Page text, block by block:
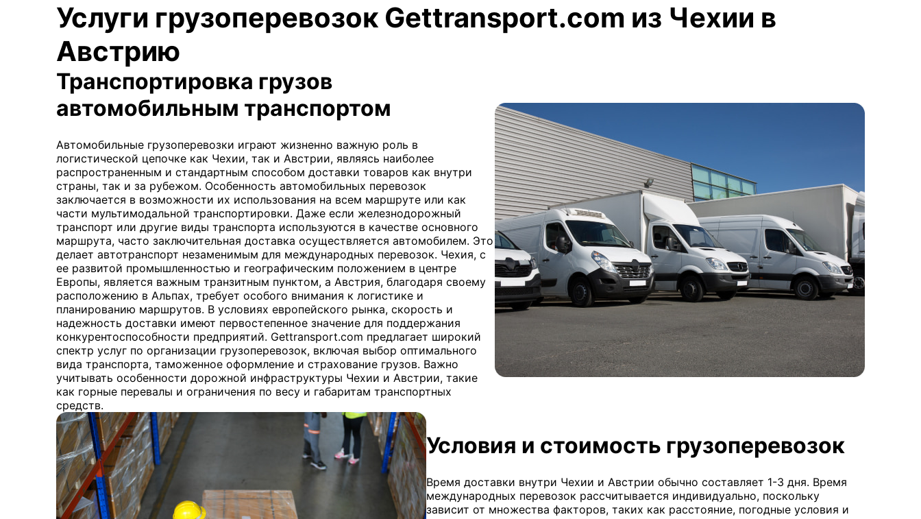
Услуги грузоперевозок Gettransport.com из Чехии в
Австрию
Транспортировка грузов
автомобильным транспортом
Автомобильные грузоперевозки играют жизненно важную роль в
логистической цепочке как Чехии, так и Австрии, являясь наиболее
распространенным и стандартным способом доставки товаров как внутри
страны, так и за рубежом. Особенность автомобильных перевозок
заключается в возможности их использования на всем маршруте или как
части мультимодальной транспортировки. Даже если железнодорожный
транспорт или другие виды транспорта используются в качестве основного
маршрута, часто заключительная доставка осуществляется автомобилем. Это
делает автотранспорт незаменимым для международных перевозок. Чехия, с
ее развитой промышленностью и географическим положением в центре
Европы, является важным транзитным пунктом, а Австрия, благодаря своему
расположению в Альпах, требует особого внимания к логистике и
планированию маршрутов. В условиях европейского рынка, скорость и
надежность доставки имеют первостепенное значение для поддержания
конкурентоспособности предприятий. Gettransport.com предлагает широкий
спектр услуг по организации грузоперевозок, включая выбор оптимального
вида транспорта, таможенное оформление и страхование грузов. Важно
учитывать особенности дорожной инфраструктуры Чехии и Австрии, такие
как горные перевалы и ограничения по весу и габаритам транспортных
средств.
Условия и стоимость грузоперевозок
Время доставки внутри Чехии и Австрии обычно составляет 1-3 дня. Время
международных перевозок рассчитывается индивидуально, поскольку
зависит от множества факторов, таких как расстояние, погодные условия и